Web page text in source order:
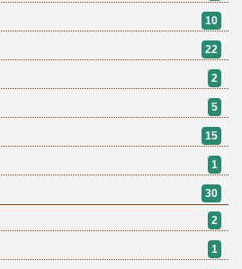
10
22
2
5
15
1
30
2
1